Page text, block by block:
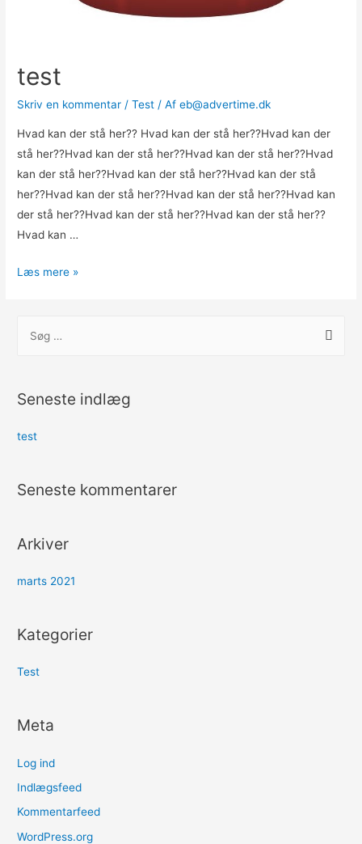
test
Skriv en kommentar /Test / Afeb@advertime.dk
Hvad kan der stå her?? Hvad kan der stå her??Hvad kan der
stå her??Hvad kan der stå her??Hvad kan der stå her??Hvad
kan der stå her??Hvad kan der stå her??Hvad kan der stå
her??Hvad kan der stå her??Hvad kan der stå her??Hvad kan
der stå her??Hvad kan der stå her??Hvad kan der stå her??
Hvad kan …
Læs mere »
Seneste indlæg
test
Seneste kommentarer
Arkiver
marts 2021
Kategorier
Test
Meta
Log ind
Indlægsfeed
Kommentarfeed
WordPress.org